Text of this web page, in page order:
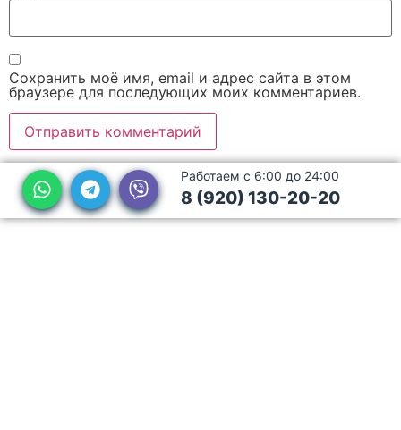
Сохранить моё имя, email и адрес сайта в этом
браузере для последующих моих комментариев.
Работаем с 6:00 до 24:00
8 (920) 130-20-20